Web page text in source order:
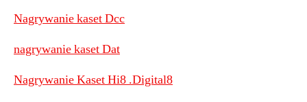
Nagrywanie kaset Dcc
nagrywanie kaset Dat
Nagrywanie Kaset Hi8 .Digital8